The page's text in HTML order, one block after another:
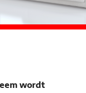
wordt